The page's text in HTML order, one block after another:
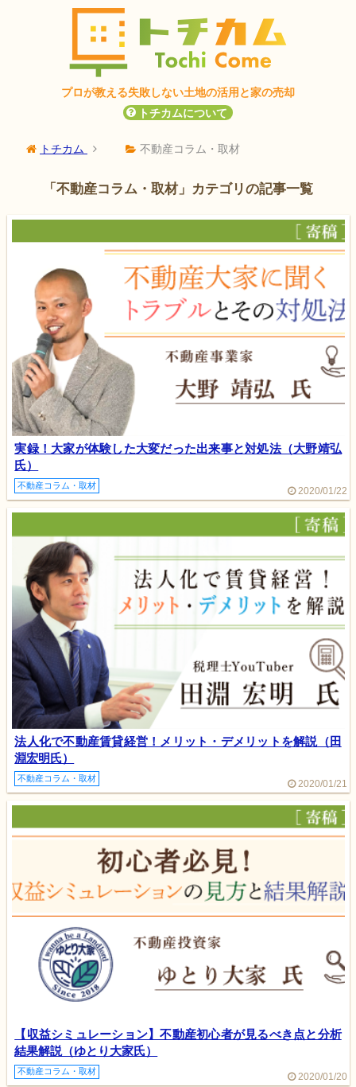
プロが教える失敗しない土地の活用と家の売却
トチカムについて
トチカム 不動産コラム・取材
「不動産コラム・取材」カテゴリの記事一覧
実録！大家が体験した大変だった出来事と対処法（大野靖弘
氏）
不動産コラム・取材 2020/01/22
法人化で不動産賃貸経営！メリット・デメリットを解説（田
淵宏明氏）
不動産コラム・取材 2020/01/21
【収益シミュレーション】不動産初心者が見るべき点と分析
結果解説（ゆとり大家氏）
不動産コラム・取材 2020/01/20